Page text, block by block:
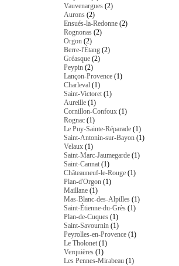
Vauvenargues (2)
Aurons (2)
Ensués-la-Redonne (2)
Rognonas (2)
Orgon (2)
Berre-l'Étang (2)
Gréasque (2)
Peypin (2)
Lançon-Provence (1)
Charleval (1)
Saint-Victoret (1)
Aureille (1)
Cornillon-Confoux (1)
Rognac (1)
Le Puy-Sainte-Réparade (1)
Saint-Antonin-sur-Bayon (1)
Velaux (1)
Saint-Marc-Jaumegarde (1)
Saint-Cannat (1)
Châteauneuf-le-Rouge (1)
Plan-d'Orgon (1)
Maillane (1)
Mas-Blanc-des-Alpilles (1)
Saint-Étienne-du-Grès (1)
Plan-de-Cuques (1)
Saint-Savournin (1)
Peyrolles-en-Provence (1)
Le Tholonet (1)
Verquières (1)
Les Pennes-Mirabeau (1)